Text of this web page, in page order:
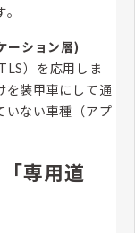
ーション層)
）を応用しま
を装甲車にして通
いない車種（アプ
専用道